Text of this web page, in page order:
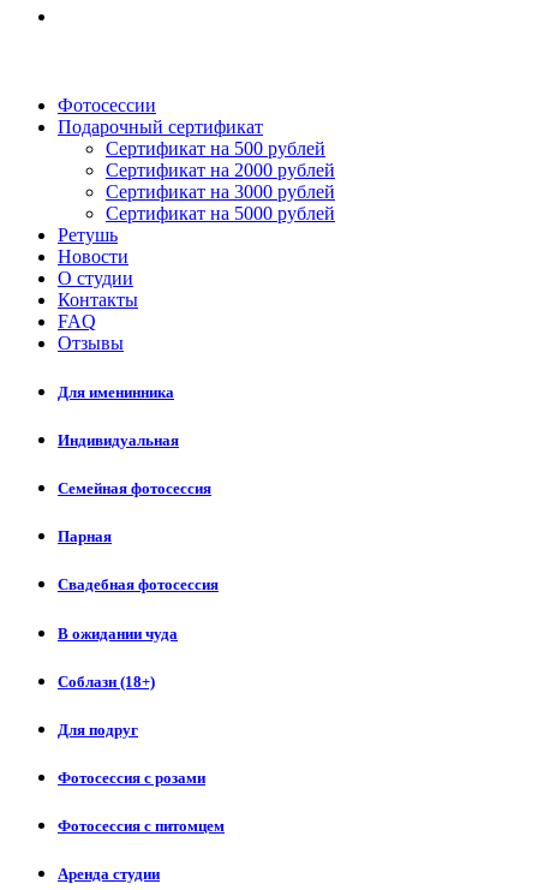
Фотосессии
Подарочный сертификат
Сертификат на 500 рублей
Сертификат на 2000 рублей
Сертификат на 3000 рублей
Сертификат на 5000 рублей
Ретушь
Новости
О студии
Контакты
FAQ
Отзывы
Для именинника
Индивидуальная
Семейная фотосессия
Парная
Свадебная фотосессия
В ожидании чуда
Соблазн (18+)
Для подруг
Фотосессия с розами
Фотосессия с питомцем
Аренда студии